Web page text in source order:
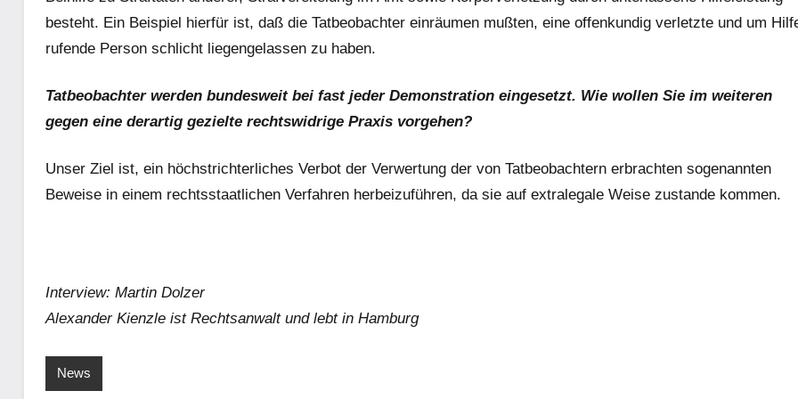
besteht. Ein Beispiel hierfür ist, daß die Tatbeobachter einräumen mußten, eine offenkundig verletzte und um
rufende Person schlicht liegengelassen zu haben.
Tatbeobachter werden bundesweit bei fast jeder Demonstration eingesetzt. Wie wollen Sie im weiteren
gegen eine derartig gezielte rechtswidrige Praxis vorgehen?
Unser Ziel ist, ein höchstrichterliches Verbot der Verwertung der von Tatbeobachtern erbrachten sogenannten
Beweise in einem rechtsstaatlichen Verfahren herbeizuführen, da sie auf extralegale Weise zustande kommen.
Interview: Martin Dolzer
Alexander Kienzle ist Rechtsanwalt und lebt in Hamburg
News